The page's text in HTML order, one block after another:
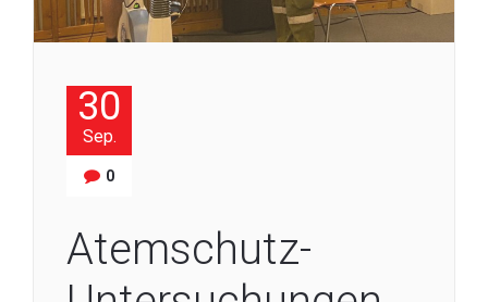
30
Sep.
0
Atemschutz-